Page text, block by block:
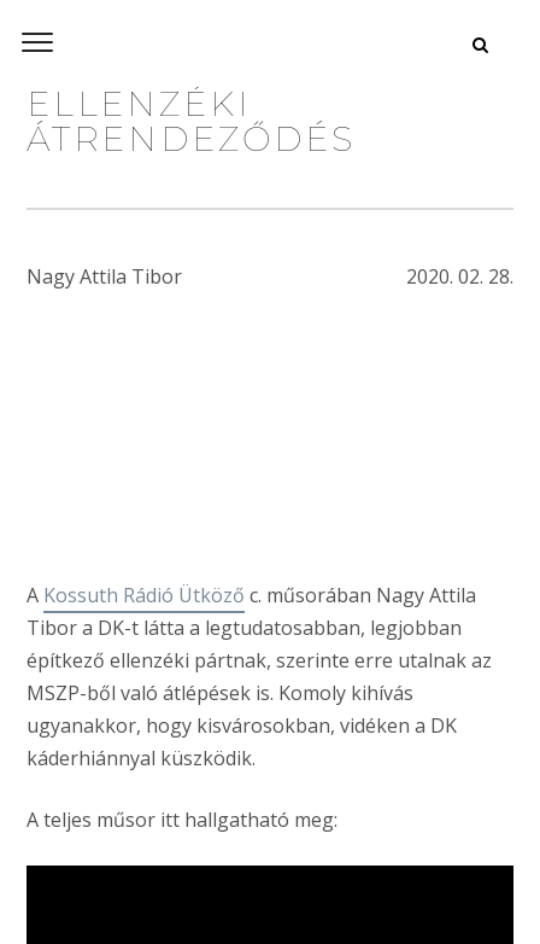
ELLENZÉKI
ÁTRENDEZŐDÉS
Nagy Attila Tibor 2020. 02. 28.
A Kossuth Rádió Ütköző c. műsorában Nagy Attila
Tibor a DK-t látta a legtudatosabban, legjobban
építkező ellenzéki pártnak, szerinte erre utalnak az
MSZP-ből való átlépések is. Komoly kihívás
ugyanakkor, hogy kisvárosokban, vidéken a DK
káderhiánnyal küszködik.
A teljes műsor itt hallgatható meg: